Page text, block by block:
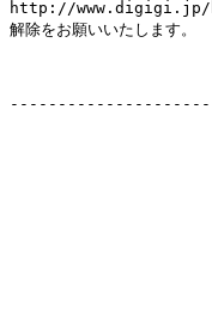
http://www.digigi.jp/
解除をお願いいたします。